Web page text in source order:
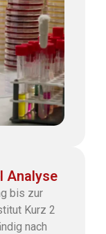
Analyse
bis zur
Kurz 2
nach